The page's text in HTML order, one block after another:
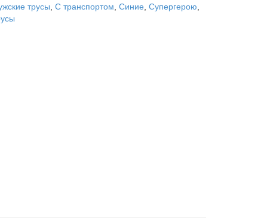
трусы С транспортом Синие Супергерою